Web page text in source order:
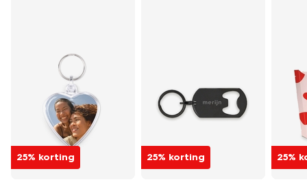
25% korting 25% korting 25%